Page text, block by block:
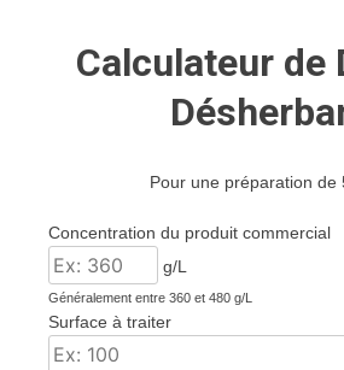
Calculateur de
Pour une préparation de
Concentration du produit commercial
g/L
Généralement entre 360 et 480 g/L
Surface à traiter